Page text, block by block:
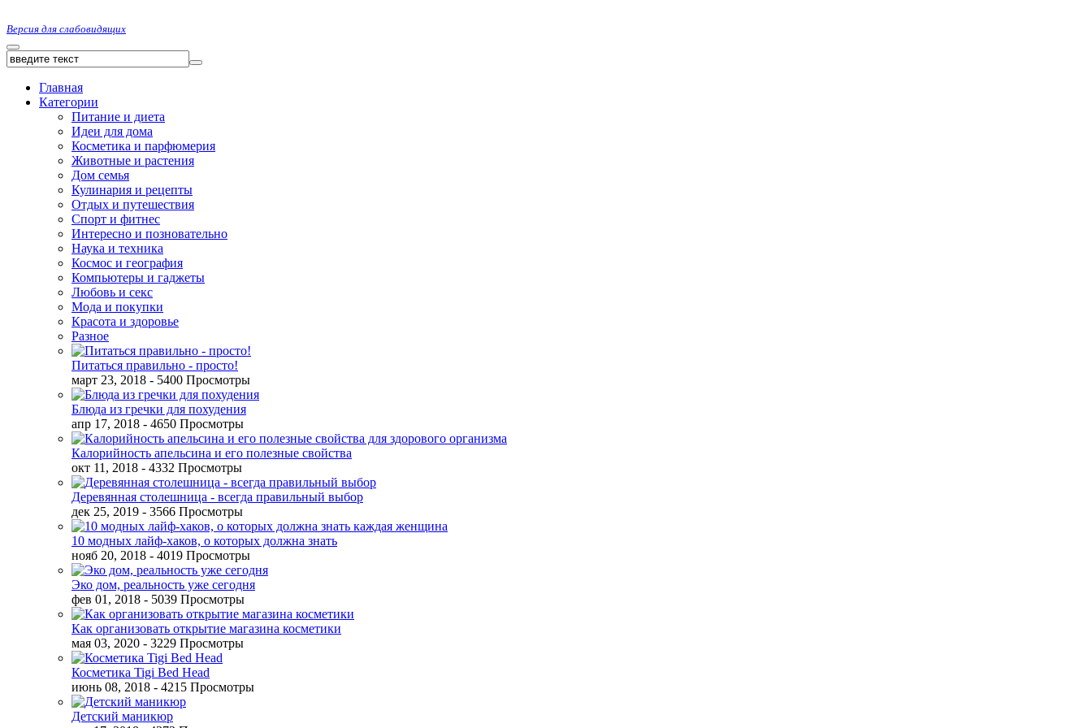
Версия для слабовидящих
Главная
Категории
Питание и диета
Идеи для дома
Косметика и парфюмерия
Животные и растения
Дом семья
Кулинария и рецепты
Отдых и путешествия
Спорт и фитнес
Интересно и позновательно
Наука и техника
Космос и география
Компьютеры и гаджеты
Любовь и секс
Мода и покупки
Красота и здоровье
Разное
Питаться правильно - просто!
март 23, 2018 - 5400 Просмотры
Блюда из гречки для похудения
апр 17, 2018 - 4650 Просмотры
Калорийность апельсина и его полезные свойства
окт 11, 2018 - 4332 Просмотры
Деревянная столешница - всегда правильный выбор
дек 25, 2019 - 3566 Просмотры
10 модных лайф-хаков, о которых должна знать
нояб 20, 2018 - 4019 Просмотры
Эко дом, реальность уже сегодня
фев 01, 2018 - 5039 Просмотры
Как организовать открытие магазина косметики
мая 03, 2020 - 3229 Просмотры
Косметика Tigi Bed Head
июнь 08, 2018 - 4215 Просмотры
Детский маникюр